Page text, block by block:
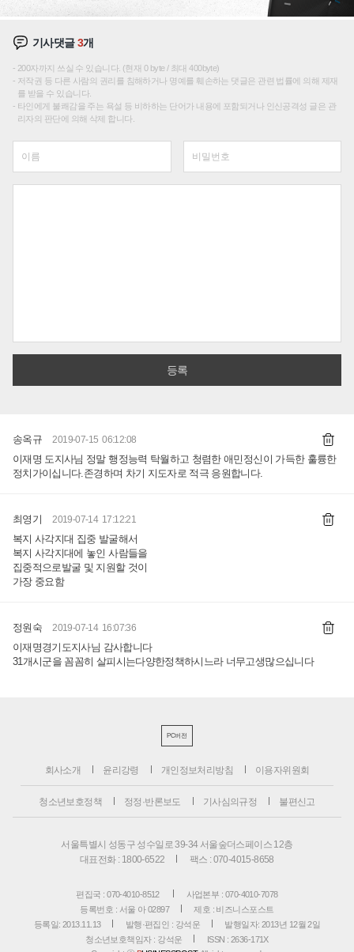
기사댓글3개
200자까지 쓰실 수 있습니다. (현재 0 byte / 최대 400byte)
저작권 등 다른 사람의 권리를 침해하거나 명예를 훼손하는 댓글은 관련 법률에 의해 제재
를 받을 수 있습니다.
타인에게 불쾌감을 주는 욕설 등 비하하는 단어가 내용에 포함되거나 인신공격성 글은 관
리자의 판단에 의해 삭제 합니다.
송옥규 2019-07-15 06:12:08
이재명 도지사님 정말 행정능력 탁월하고 청렴한 애민정신이 가득한 훌륭한
정치가이십니다.존경하며 차기 지도자로 적극 응원합니다.
최영기 2019-07-14 17:12:21
복지 사각지대 집중 발굴해서
복지 사각지대에 놓인 사람들을
집중적으로발굴 및 지원할 것이
가장 중요함
정원숙 2019-07-14 16:07:36
이재명경기도지사님 감사합니다
31개시군을 꼼꼼히 살피시는다양한정책하시느라 너무고생많으십니다
PC버전
회사소개 윤리강령 개인정보처리방침 이용자위원회
청소년보호정책 정정·반론보도 기사심의규정 불편신고
서울특별시 성동구 성수일로 39-34 서울숲더스페이스 12층
대표전화 : 1800-6522
팩스 : 070-4015-8658
편집국 : 070-4010-8512
사업본부 : 070-4010-7078
등록번호 : 서울 아 02897
제호 : 비즈니스포스트
등록일: 2013.11.13
발행·편집인 : 강석운
발행일자: 2013년 12월 2일
청소년보호책임자 : 강석운
ISSN : 2636-171X